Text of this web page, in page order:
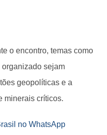
o encontro, temas como
sejam
geopolíticas e a
minerais críticos.
no WhatsApp